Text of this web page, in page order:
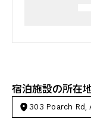
宿泊施設の所在
303 Poarch